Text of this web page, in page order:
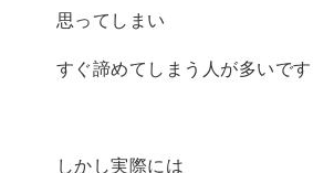
思ってしまい
すぐ諦めてしまう人が多いです
しかし実際には